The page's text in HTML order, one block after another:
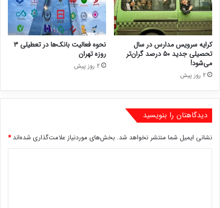
کرایه سرویس مدارس در سال
تحصیلی جدید ۵۰ درصد گران‌تر
می‌شود!
2 روز پیش
نحوه فعالیت بانک‌ها در تعطیلی ۳
روزه تهران
2 روز پیش
دیدگاهتان را بنویسید
نشانی ایمیل شما منتشر نخواهد شد. بخش‌های موردنیاز علامت‌گذاری شده‌اند*